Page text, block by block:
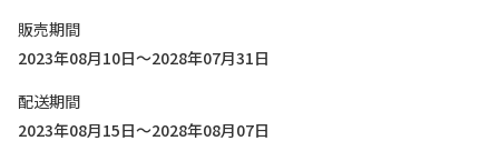
販売期間
2023年08月10日～2028年07月31日
配送期間
2023年08月15日～2028年08月07日